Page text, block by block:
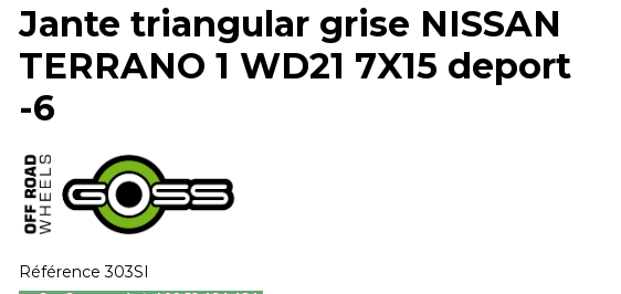
Jante triangular grise NISSAN
TERRANO 1 WD21 7X15 deport
-6
Référence 303SI